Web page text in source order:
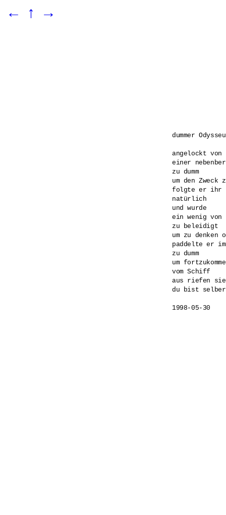
← ↑ →
dummer
angelockt von
einer
zu dumm
um den
folgte er ihr
natürlich
und wurde
ein wenig
zu beleidigt
um zu denken
paddelte er
zu dumm
um
vom Schiff
aus riefen
du bist selber
1998-05-30